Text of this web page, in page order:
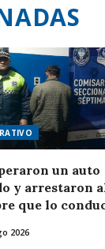
un auto
y arrestaron
que lo
2026